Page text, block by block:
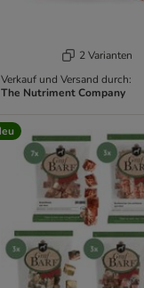
2 Varianten
Verkauf und Versand durch:
The Nutriment Company